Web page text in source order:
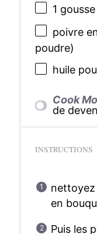
1 gousse
poivre
poudre)
huile
Cook
de
INSTRUCTIONS
nettoyez
en
Puis les